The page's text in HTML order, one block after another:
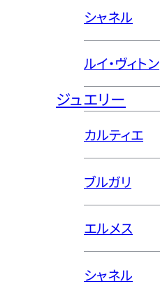
シャネル
ルイ・ヴィトン
ジュエリー
カルティエ
ブルガリ
エルメス
シャネル